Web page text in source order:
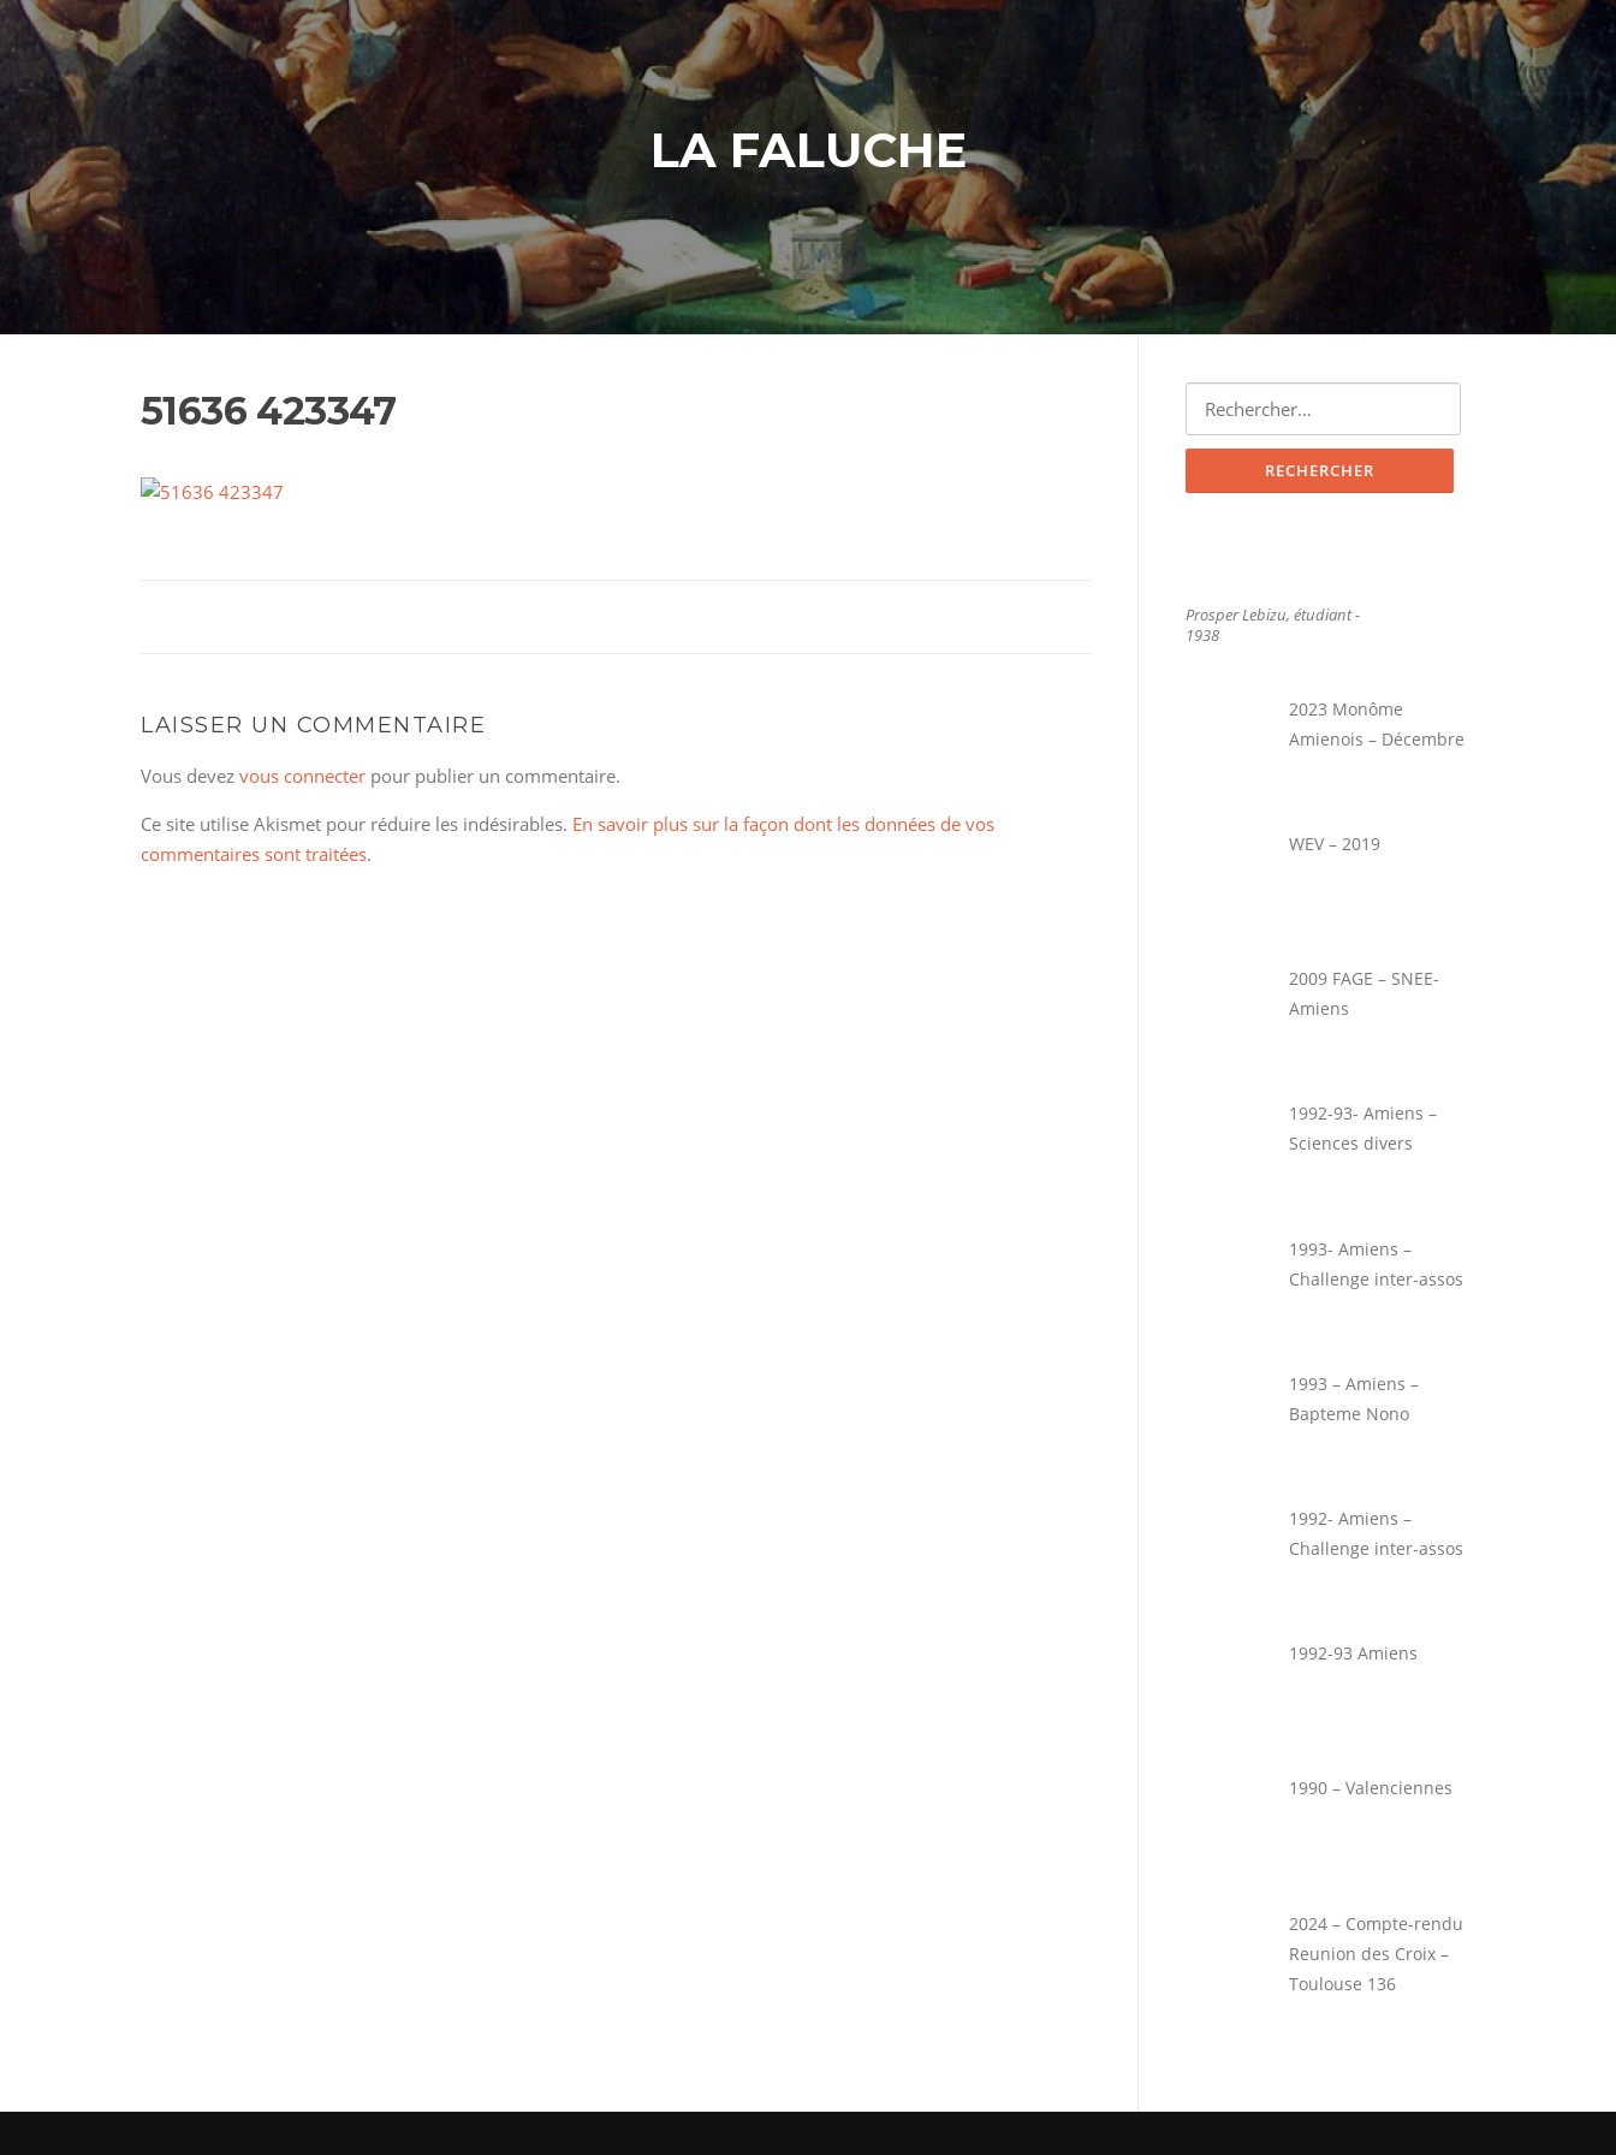
LA FALUCHE
51636 423347
LAISSER UN COMMENTAIRE
Vous devez vous connecter pour publier un commentaire.
Ce site utilise Akismet pour réduire les indésirables. En savoir plus sur la façon dont les données de vos
commentaires sont traitées.
Prosper Lebizu, étudiant -
1938
2023 Monôme
Amienois – Décembre
WEV – 2019
2009 FAGE – SNEE-
Amiens
1992-93- Amiens –
Sciences divers
1993- Amiens –
Challenge inter-assos
1993 – Amiens –
Bapteme Nono
1992- Amiens –
Challenge inter-assos
1992-93 Amiens
1990 – Valenciennes
2024 – Compte-rendu
Reunion des Croix –
Toulouse 136